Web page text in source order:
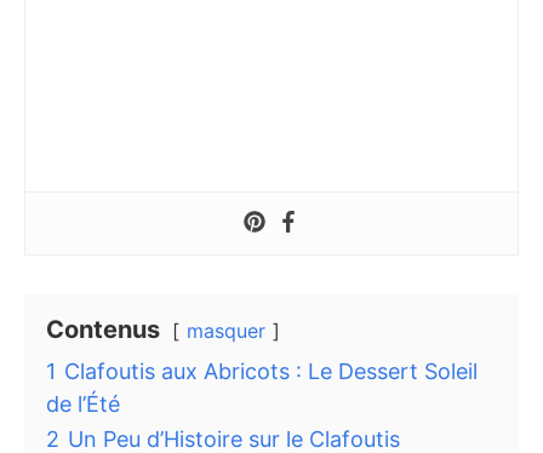
Contenus masquer
1 Clafoutis aux Abricots : Le Dessert Soleil
de l’Été
2 Un Peu d’Histoire sur le Clafoutis